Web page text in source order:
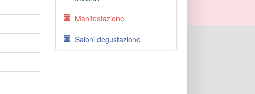
Manifestazione
Saloni degustazione